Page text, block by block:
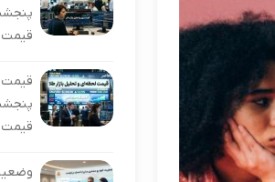
قیمت
قیمت طلا